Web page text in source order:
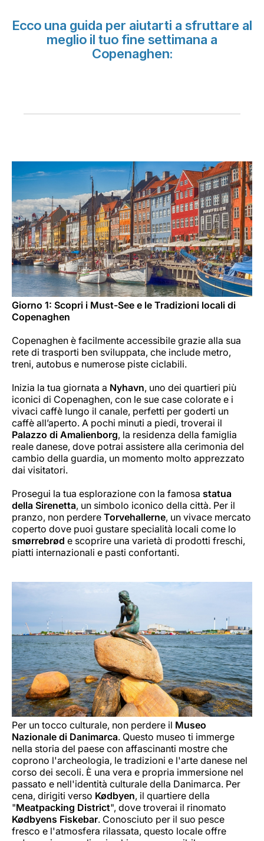
Opportunità di lavoro con Luxair
Ecco una guida per aiutarti a sfruttare al
meglio il tuo fine settimana a
Copenaghen:
Giorno 1: Scopri i Must-See e le Tradizioni locali di
Copenaghen
Copenaghen è facilmente accessibile grazie alla sua
rete di trasporti ben sviluppata, che include metro,
treni, autobus e numerose piste ciclabili.
Inizia la tua giornata a Nyhavn, uno dei quartieri più
iconici di Copenaghen, con le sue case colorate e i
vivaci caffè lungo il canale, perfetti per goderti un
caffè all’aperto. A pochi minuti a piedi, troverai il
Palazzo di Amalienborg, la residenza della famiglia
reale danese, dove potrai assistere alla cerimonia del
cambio della guardia, un momento molto apprezzato
dai visitatori.
Prosegui la tua esplorazione con la famosa statua
della Sirenetta, un simbolo iconico della città. Per il
pranzo, non perdere Torvehallerne, un vivace mercato
coperto dove puoi gustare specialità locali come lo
smørrebrød e scoprire una varietà di prodotti freschi,
piatti internazionali e pasti confortanti.
Per un tocco culturale, non perdere il Museo
Nazionale di Danimarca. Questo museo ti immerge
nella storia del paese con affascinanti mostre che
coprono l'archeologia, le tradizioni e l'arte danese nel
corso dei secoli. È una vera e propria immersione nel
passato e nell'identità culturale della Danimarca. Per
cena, dirigiti verso Kødbyen, il quartiere della
"Meatpacking District", dove troverai il rinomato
Kødbyens Fiskebar. Conosciuto per il suo pesce
fresco e l'atmosfera rilassata, questo locale offre